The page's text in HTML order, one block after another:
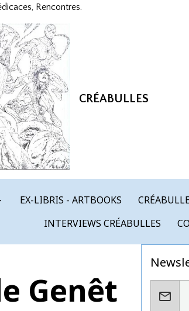
Rencontres.
CRÉABULLES
EX-LIBRIS - ARTBOOKS
INTERVIEWS CRÉABULLES
Genêt